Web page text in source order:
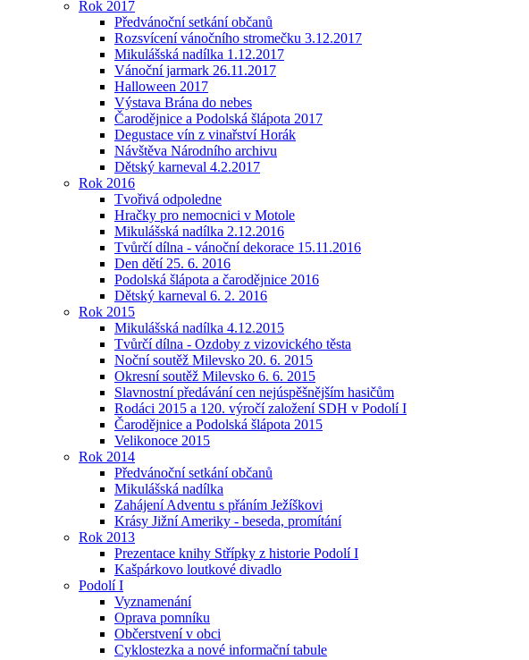
Rok 2017
Předvánoční setkání občanů
Rozsvícení vánočního stromečku 3.12.2017
Mikulášská nadílka 1.12.2017
Vánoční jarmark 26.11.2017
Halloween 2017
Výstava Brána do nebes
Čarodějnice a Podolská šlápota 2017
Degustace vín z vinařství Horák
Návštěva Národního archivu
Dětský karneval 4.2.2017
Rok 2016
Tvořivá odpoledne
Hračky pro nemocnici v Motole
Mikulášská nadílka 2.12.2016
Tvůrčí dílna - vánoční dekorace 15.11.2016
Den dětí 25. 6. 2016
Podolská šlápota a čarodějnice 2016
Dětský karneval 6. 2. 2016
Rok 2015
Mikulášská nadílka 4.12.2015
Tvůrčí dílna - Ozdoby z vizovického těsta
Noční soutěž Milevsko 20. 6. 2015
Okresní soutěž Milevsko 6. 6. 2015
Slavnostní předávání cen nejúspěšnějším hasičům
Rodáci 2015 a 120. výročí založení SDH v Podolí I
Čarodějnice a Podolská šlápota 2015
Velikonoce 2015
Rok 2014
Předvánoční setkání občanů
Mikulášská nadílka
Zahájení Adventu s přáním Ježíškovi
Krásy Jižní Ameriky - beseda, promítání
Rok 2013
Prezentace knihy Střípky z historie Podolí I
Kašpárkovo loutkové divadlo
Podolí I
Vyznamenání
Oprava pomníku
Občerstvení v obci
Cyklostezka a nové informační tabule